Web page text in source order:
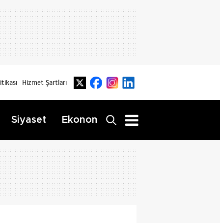
Hizmet Şartları
Siyaset Ekonomi Yaşam